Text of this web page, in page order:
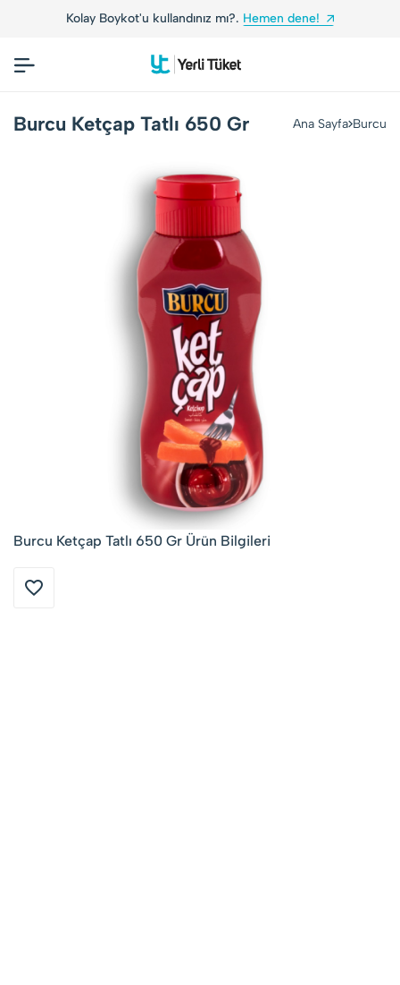
Kolay Boykot'u kullandınız mı?. Hemen dene!
Burcu Ketçap Tatlı 650 Gr Ana Sayfa Burcu
Burcu Ketçap Tatlı 650 Gr Ürün Bilgileri